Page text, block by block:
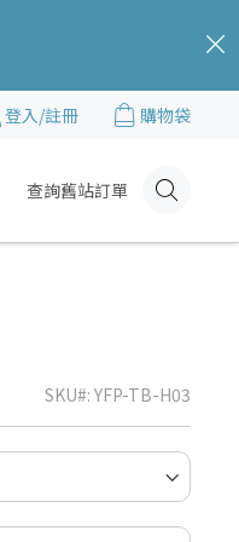
購物袋
登入/註冊
查詢舊站訂單
Here
SKU YFP-TB-H03